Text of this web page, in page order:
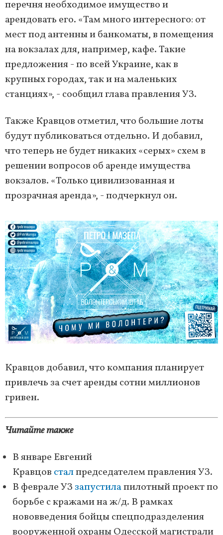
перечня необходимое имущество и
арендовать его. «Там много интересного: от
мест под антенны и банкоматы, в помещения
на вокзалах для, например, кафе. Такие
предложения - по всей Украине, как в
крупных городах, так и на маленьких
станциях», - сообщил глава правления УЗ.
Также Кравцов отметил, что большие лоты
будут публиковаться отдельно. И добавил,
что теперь не будет никаких «серых» схем в
решении вопросов об аренде имущества
вокзалов. «Только цивилизованная и
прозрачная аренда», - подчеркнул он.
Кравцов добавил, что компания планирует
привлечь за счет аренды сотни миллионов
гривен.
Читайте также
В январе Евгений
Кравцов сталпредседателем правления УЗ.
В феврале УЗ запустилапилотный проект по
борьбе с кражами на ж/д. В рамках
нововведения бойцы спецподразделения
вооруженной охраны Одесской магистрали